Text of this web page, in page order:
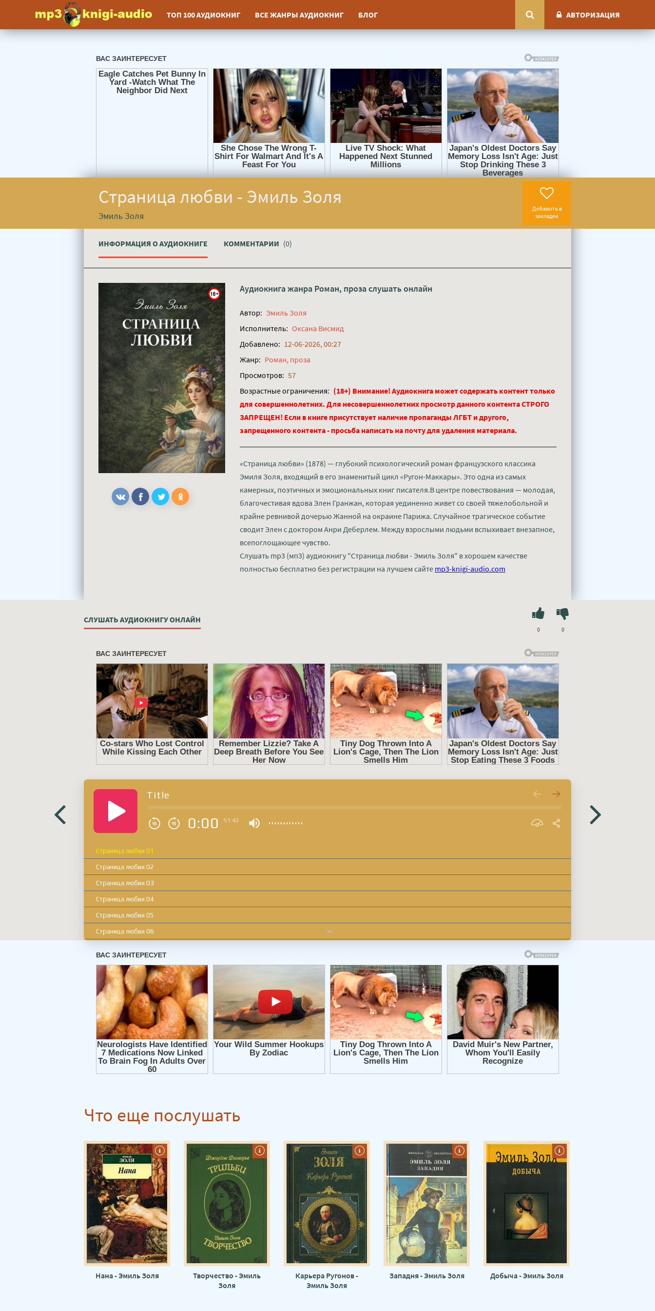
ТОП 100 АУДИОКНИГ ВСЕ ЖАНРЫ АУДИОКНИГ БЛОГ АВТОРИЗАЦИЯ
Страница любви - Эмиль Золя
Эмиль Золя
Добавить в
закладки
ИНФОРМАЦИЯ О АУДИОКНИГЕ КОММЕНТАРИИ (0)
Аудиокнига жанра Роман, проза слушать онлайн
Автор: Эмиль Золя
Исполнитель: Оксана Висмид
Добавлено: 12-06-2026, 00:27
Жанр: Роман, проза
Просмотров: 57
Возрастные ограничения: (18+) Внимание! Аудиокнига может содержать контент только
для совершеннолетних. Для несовершеннолетних просмотр данного контента СТРОГО
ЗАПРЕЩЕН! Если в книге присутствует наличие пропаганды ЛГБТ и другого,
запрещенного контента - просьба написать на почту для удаления материала.
«Страница любви» (1878) — глубокий психологический роман французского классика
Эмиля Золя, входящий в его знаменитый цикл «Ругон-Маккары». Это одна из самых
камерных, поэтичных и эмоциональных книг писателя.В центре повествования — молодая,
благочестивая вдова Элен Гранжан, которая уединенно живет со своей тяжелобольной и
крайне ревнивой дочерью Жанной на окраине Парижа. Случайное трагическое событие
сводит Элен с доктором Анри Деберлем. Между взрослыми людьми вспыхивает внезапное,
всепоглощающее чувство.
Слушать mp3 (мп3) аудиокнигу "Страница любви - Эмиль Золя" в хорошем качестве
полностью бесплатно без регистрации на лучшем сайте mp3-knigi-audio.com
СЛУШАТЬ АУДИОКНИГУ ОНЛАЙН
0 0
Title
0:00 51:42
Страница любви 01
Страница любви 02
Страница любви 03
Страница любви 04
Страница любви 05
Страница любви 06
Страница любви 08
Страница любви 09
Страница любви 10
Страница любви 11
Страница любви 12
Страница любви 13
Что еще послушать
Нана - Эмиль Золя
Творчество - Эмиль
Золя
Карьера Ругонов -
Эмиль Золя
Западня - Эмиль Золя Добыча - Эмиль Золя